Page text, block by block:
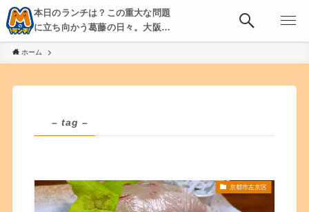
本日のランチは？この重大な問題
に立ち向かう葛藤の日々。大阪・
京都・神戸を中心とした食べ歩
き、飲み歩きを綴る。
ホーム
– tag –
京都市左京区